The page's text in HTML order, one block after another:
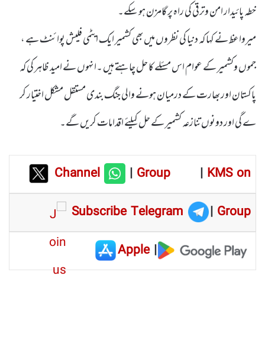
خطہ پائیدار امن وترقی کی راہ پر گامزن ہو سکے۔
میرواعظ نے کہا کہ دنیا کی نظروں میں بھی کشمیر ایک ایٹمی فلیش پوائنٹ ہے ،
جموں وکشمیر کے عوام اس مسئلے کا حل چاہتے ہیں ۔ا نہوں نے امید ظاہر کی کہ
پاکستان اور بھارت کے درمیان ہونے والی جنگ بندی مستقل مشکل اختیار کر
ے گی اور دونوں تنازعہ کشمیر کے حل کیلئے اقدامات کریں گے۔
Channel |Group | KMS on
Subscribe Telegram
| Group
|
Apple